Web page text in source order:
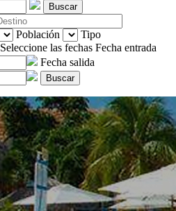
Buscar
Población
Tipo
Seleccione las fechas Fecha entrada
Fecha salida
Buscar